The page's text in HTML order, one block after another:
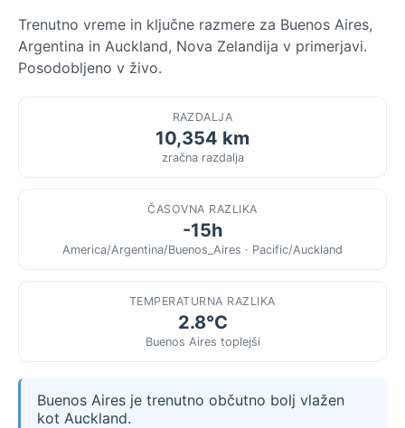
Trenutno vreme in ključne razmere za Buenos Aires,
Argentina in Auckland, Nova Zelandija v primerjavi.
Posodobljeno v živo.
RAZDALJA
10,354 km
zračna razdalja
ČASOVNA RAZLIKA
-15h
America/Argentina/Buenos_Aires · Pacific/Auckland
TEMPERATURNA RAZLIKA
2.8°C
Buenos Aires toplejši
Buenos Aires je trenutno občutno bolj vlažen
kot Auckland.